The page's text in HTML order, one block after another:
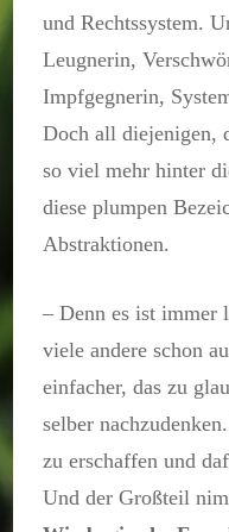
und Rechtssystem.
Leugnerin,
Impfgegnerin,
Doch all diejenigen,
so viel mehr hinter
diese plumpen
Abstraktionen.
– Denn es ist immer
viele andere schon
einfacher, das zu
selber
zu erschaffen und
Und der Großteil